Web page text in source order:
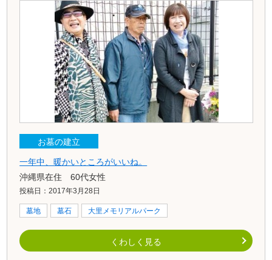
お墓の建立
一年中、暖かいところがいいね。
沖縄県在住 60代女性
投稿日：2017年3月28日
墓地 墓石 大里メモリアルパーク
くわしく見る